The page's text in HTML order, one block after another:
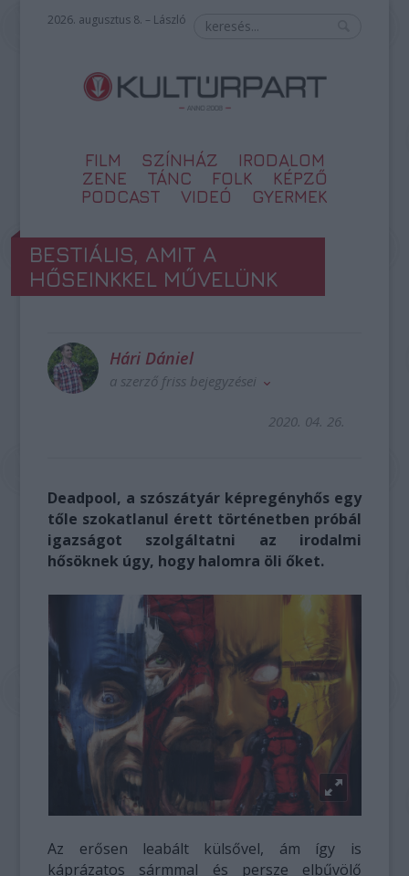
2026. augusztus 8. – László
FILM SZÍNHÁZ
IRODALOM
ZENE
TÁNC FOLK
KÉPZŐ
PODCAST
VIDEÓ GYERMEK
BESTIÁLIS, AMIT A
HŐSEINKKEL MŰVELÜNK
Hári Dániel
a szerző friss bejegyzései
2020. 04. 26.
Deadpool, a szószátyár képregényhős egy
tőle szokatlanul érett történetben próbál
igazságot szolgáltatni az irodalmi
hősöknek úgy, hogy halomra öli őket.
Az erősen leabált külsővel, ám így is
káprázatos sármmal és persze elbűvölő